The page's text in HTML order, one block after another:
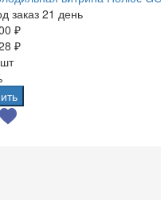
заказ 21 день
₽
₽